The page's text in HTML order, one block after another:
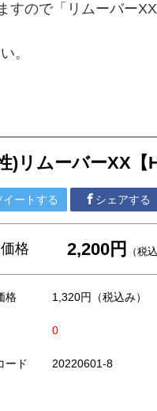
ので「リムーバー
。
)リムーバーXX【
イートする シェアする
格 2,200円 （税
格 1,320円 （税込み）
0
ード 20220601-8